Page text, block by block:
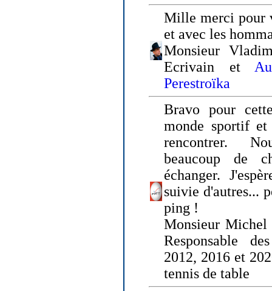
Mille merci pour
et avec les
Monsieur
Ecrivain et
Perestroïka
Bravo pour
monde sportif
rencontrer.
beaucoup de
échanger.
suivie d'autres...
ping !
Monsieur
Responsable
2012, 2016 et
tennis de table